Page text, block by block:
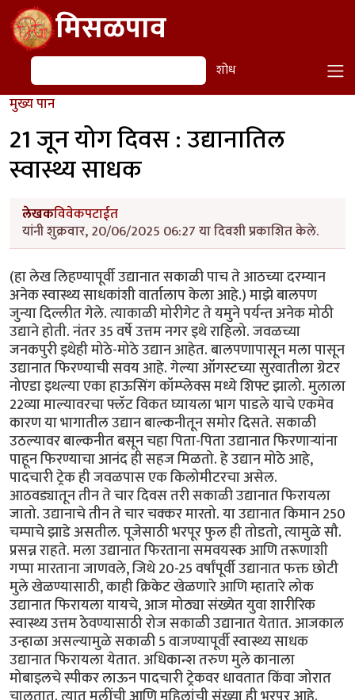
Skip to main contentमिसळपाव
शोध शोध
मुख्य पान
21 जून योग दिवस : उद्यानातिल
स्वास्थ्य साधक
लेखकविवेकपटाईत
यांनी शुक्रवार, 20/06/2025 06:27 या दिवशी प्रकाशित केले.
(हा लेख लिहण्यापूर्वी उद्यानात सकाळी पाच ते आठच्या दरम्यान
अनेक स्वास्थ्य साधकांशी वार्तालाप केला आहे.) माझे बालपण
जुन्या दिल्लीत गेले. त्याकाळी मोरीगेट ते यमुने पर्यन्त अनेक मोठी
उद्याने होती. नंतर 35 वर्षे उत्तम नगर इथे राहिलो. जवळच्या
जनकपुरी इथेही मोठे-मोठे उद्यान आहेत. बालपणापासून मला पासून
उद्यानात फिरण्याची सवय आहे. गेल्या ऑगस्टच्या सुरवातीला ग्रेटर
नोएडा इथल्या एका हाऊसिंग कॉम्प्लेक्स मध्ये शिफ्ट झालो. मुलाला
22व्या माल्यावरचा फ्लॅट विकत घ्यायला भाग पाडले याचे एकमेव
कारण या भागातील उद्यान बाल्कनीतून समोर दिसते. सकाळी
उठल्यावर बाल्कनीत बसून चहा पिता-पिता उद्यानात फिरणार्‍यांना
पाहून फिरण्याचा आनंद ही सहज मिळतो. हे उद्यान मोठे आहे,
पादचारी ट्रेक ही जवळपास एक किलोमीटरचा असेल.
आठवड्यातून तीन ते चार दिवस तरी सकाळी उद्यानात फिरायला
जातो. उद्यानाचे तीन ते चार चक्कर मारतो. या उद्यानात किमान 250
चम्पाचे झाडे असतील. पूजेसाठी भरपूर फुल ही तोडतो, त्यामुळे सौ.
प्रसन्न राहते. मला उद्यानात फिरताना समवयस्क आणि तरूणाशी
गप्पा मारताना जाणवले, जिथे 20-25 वर्षांपूर्वी उद्यानात फक्त छोटी
मुले खेळण्यासाठी, काही क्रिकेट खेळणारे आणि म्हातारे लोक
उद्यानात फिरायला यायचे, आज मोठ्या संख्येत युवा शारीरिक
स्वास्थ्य उत्तम ठेवण्यासाठी रोज सकाळी उद्यानात येतात. आजकाल
उन्हाळा असल्यामुळे सकाळी 5 वाजण्यापूर्वी स्वास्थ्य साधक
उद्यानात फिरायला येतात. अधिकान्श तरुण मुले कानाला
मोबाइलचे स्पीकर लाऊन पादचारी ट्रेकवर धावतात किंवा जोरात